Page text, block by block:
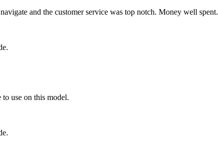
and the customer service was top notch. Money well spent.
use on this model.